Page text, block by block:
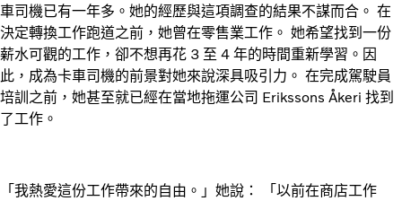
車司機已有一年多。她的經歷與這項調查的結果不謀而合。 在
決定轉換工作跑道之前，她曾在零售業工作。 她希望找到一份
薪水可觀的工作，卻不想再花 3 至 4 年的時間重新學習。因
此，成為卡車司機的前景對她來說深具吸引力。 在完成駕駛員
培訓之前，她甚至就已經在當地拖運公司 Erikssons Åkeri 找到
了工作。
「我熱愛這份工作帶來的自由。」她說： 「以前在商店工作